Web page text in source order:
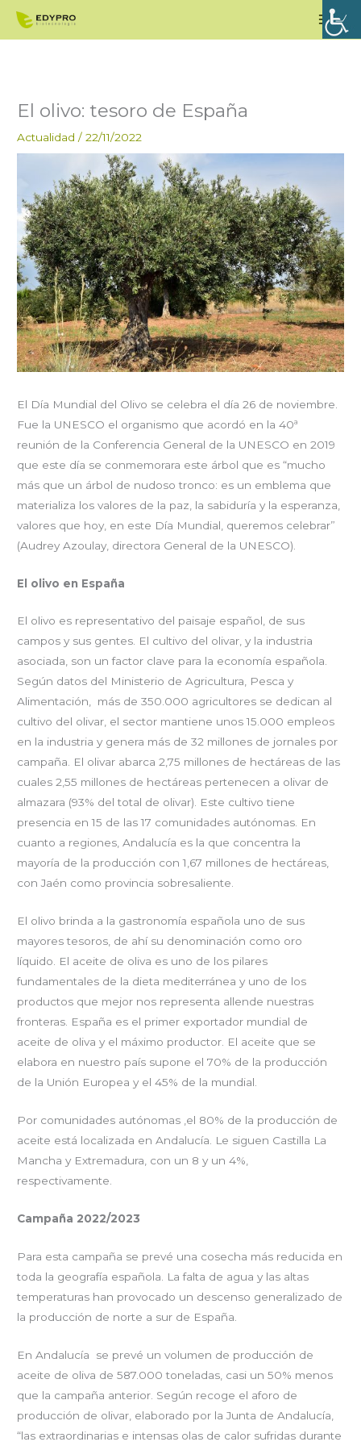
El olivo: tesoro de España
Actualidad /22/11/2022
El Día Mundial del Olivo se celebra el día 26 de noviembre.
Fue la UNESCO el organismo que acordó en la 40ª
reunión de la Conferencia General de la UNESCO en 2019
que este día se conmemorara este árbol que es “mucho
más que un árbol de nudoso tronco: es un emblema que
materializa los valores de la paz, la sabiduría y la esperanza,
valores que hoy, en este Día Mundial, queremos celebrar”
(Audrey Azoulay, directora General de la UNESCO).
El olivo en España
El olivo es representativo del paisaje español, de sus
campos y sus gentes. El cultivo del olivar, y la industria
asociada, son un factor clave para la economía española.
Según datos del Ministerio de Agricultura, Pesca y
Alimentación, más de 350.000 agricultores se dedican al
cultivo del olivar, el sector mantiene unos 15.000 empleos
en la industria y genera más de 32 millones de jornales por
campaña. El olivar abarca 2,75 millones de hectáreas de las
cuales 2,55 millones de hectáreas pertenecen a olivar de
almazara (93% del total de olivar). Este cultivo tiene
presencia en 15 de las 17 comunidades autónomas. En
cuanto a regiones, Andalucía es la que concentra la
mayoría de la producción con 1,67 millones de hectáreas,
con Jaén como provincia sobresaliente.
El olivo brinda a la gastronomía española uno de sus
mayores tesoros, de ahí su denominación como oro
líquido. El aceite de oliva es uno de los pilares
fundamentales de la dieta mediterránea y uno de los
productos que mejor nos representa allende nuestras
fronteras. España es el primer exportador mundial de
aceite de oliva y el máximo productor. El aceite que se
elabora en nuestro país supone el 70% de la producción
de la Unión Europea y el 45% de la mundial.
Por comunidades autónomas ,el 80% de la producción de
aceite está localizada en Andalucía. Le siguen Castilla La
Mancha y Extremadura, con un 8 y un 4%,
respectivamente.
Campaña 2022/2023
Para esta campaña se prevé una cosecha más reducida en
toda la geografía española. La falta de agua y las altas
temperaturas han provocado un descenso generalizado de
la producción de norte a sur de España.
En Andalucía se prevé un volumen de producción de
aceite de oliva de 587.000 toneladas, casi un 50% menos
que la campaña anterior. Según recoge el aforo de
producción de olivar, elaborado por la Junta de Andalucía,
“las extraordinarias e intensas olas de calor sufridas durante